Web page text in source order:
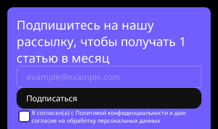
Подпишитесь на нашу
рассылку, чтобы получать 1
статью в месяц
Я согласен(а) с Политикой конфиденциальности и даю
согласие на обработку персональных данных